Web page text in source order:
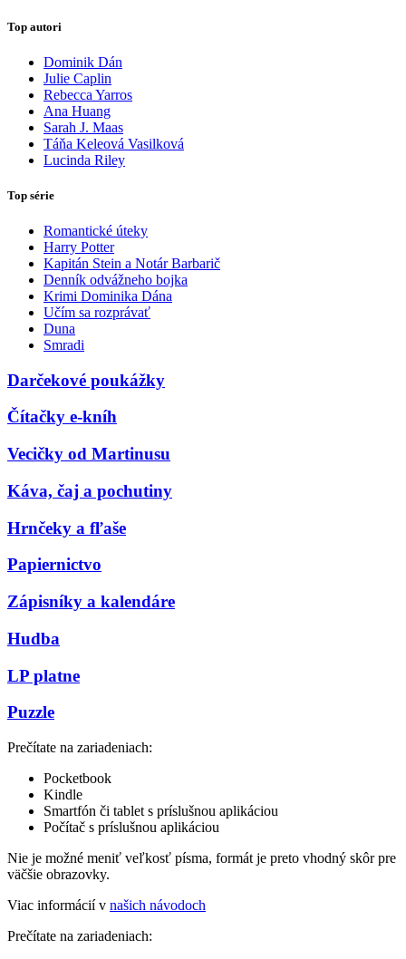
Top autori
Dominik Dán
Julie Caplin
Rebecca Yarros
Ana Huang
Sarah J. Maas
Táňa Keleová Vasilková
Lucinda Riley
Top série
Romantické úteky
Harry Potter
Kapitán Stein a Notár Barbarič
Denník odvážneho bojka
Krimi Dominika Dána
Učím sa rozprávať
Duna
Smradi
Darčekové poukážky
Čítačky e-kníh
Vecičky od Martinusu
Káva, čaj a pochutiny
Hrnčeky a fľaše
Papiernictvo
Zápisníky a kalendáre
Hudba
LP platne
Puzzle
Prečítate na zariadeniach:
Pocketbook
Kindle
Smartfón či tablet s príslušnou aplikáciou
Počítač s príslušnou aplikáciou
Nie je možné meniť veľkosť písma, formát je preto vhodný skôr pre
väčšie obrazovky.
Viac informácií v našich návodoch
Prečítate na zariadeniach: